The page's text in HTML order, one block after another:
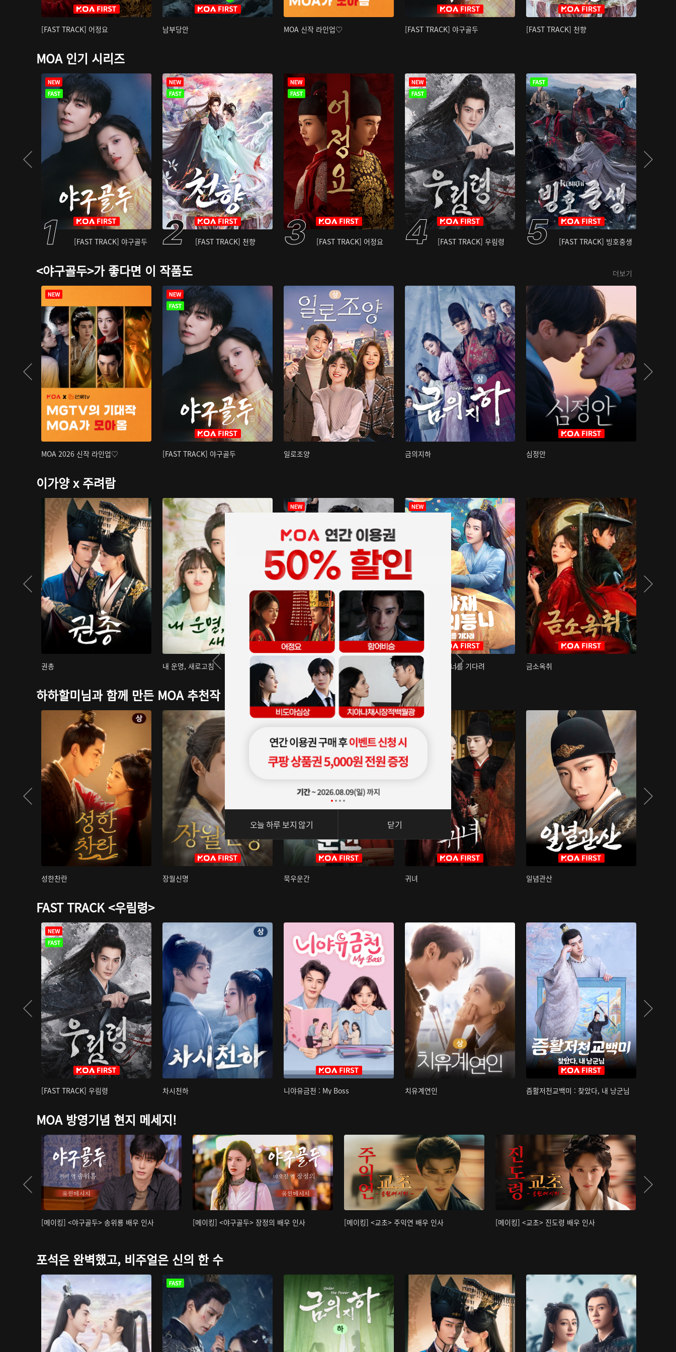
[FAST TRACK] 어정요 남부당안 MOA 신작 라인업♡ [FAST TRACK] 야구골두 [FAST TRACK] 천향
MOA 인기 시리즈
[FAST TRACK] 야구골두 [FAST TRACK] 천향 [FAST TRACK] 어정요 [FAST TRACK] 우림령 [FAST TRACK] 빙호중생
<야구골두>가 좋다면 이 작품도 더보기
MOA 2026 신작 라인업♡ [FAST TRACK] 야구골두 일로조양 금의지하 심정안
이가양 x 주려람
권총 내 운명, 새로고침 아재저리등니 : 너를 기다려 금소옥취
하하할미님과 함께 만든 MOA 추천작
성한찬란 장월신명 묵우운간 귀녀 일념관산
FAST TRACK <우림령>
[FAST TRACK] 우림령 차시천하 니야유금천 : My Boss 치유계연인 즘활저천교백미 : 찾았다, 내 낭군님
MOA 방영기념 현지 메세지!
[메이킹] <야구골두> 송위룡 배우 인사 [메이킹] <야구골두> 장정의 배우 인사 [메이킹] <교초> 주익연 배우 인사 [메이킹] <교초> 진도령 배우 인사
포석은 완벽했고, 비주얼은 신의 한 수
오늘 하루 보지 않기 닫기